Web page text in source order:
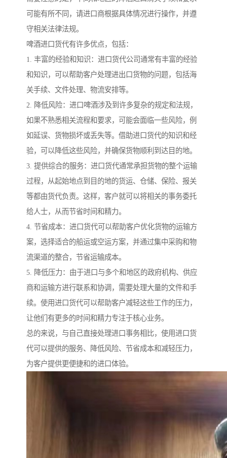
可能有所不同，请进口商根据具体情况进行操作，并遵
守相关法律法规。
啤酒进口货代有许多优点，包括：
1. 丰富的经验和知识：进口货代公司通常有丰富的经验
和知识，可以帮助客户处理进出口货物的问题，包括海
关手续、文件处理、物流安排等。
2. 降低风险：进口啤酒涉及到许多复杂的规定和法规，
如果不熟悉相关流程和要求，可能会面临一些风险，例
如延误、货物损坏或丢失等。借助进口货代的知识和经
验，可以降低这些风险，并确保货物顺利到达目的地。
3. 提供综合的服务：进口货代通常承担货物的整个运输
过程，从起始地点到目的地的货运、仓储、保险、报关
等都由货代负责。这样，客户就可以将相关的事务委托
给人士，从而节省时间和精力。
4. 节省成本：进口货代可以帮助客户优化货物的运输方
案，选择适合的船运或空运方案，并通过集中采购和物
流渠道的整合，节省运输成本。
5. 降低压力：由于进口与多个和地区的政府机构、供应
商和运输方进行联系和协调，需要处理大量的文件和手
续。使用进口货代可以帮助客户减轻这些工作的压力，
让他们有更多的时间和精力专注于核心业务。
总的来说，与自己直接处理进口事务相比，使用进口货
代可以提供的服务、降低风险、节省成本和减轻压力，
为客户提供更便捷和的进口体验。